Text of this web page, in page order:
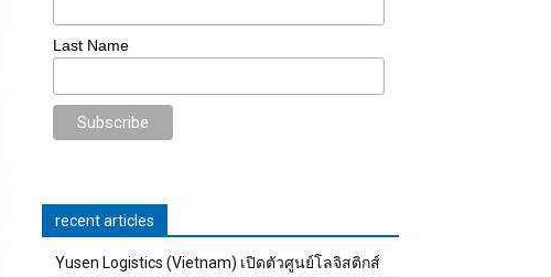
Last Name
recent articles
Yusen Logistics (Vietnam) เปิดตัวศูนย์โลจิสติกส์